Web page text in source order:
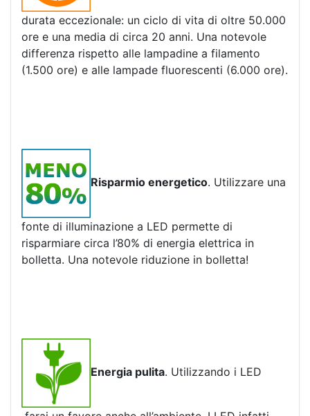
durata eccezionale: un ciclo di vita di oltre 50.000
ore e una media di circa 20 anni. Una notevole
differenza rispetto alle lampadine a filamento
(1.500 ore) e alle lampade fluorescenti (6.000 ore).
Risparmio energetico. Utilizzare una
fonte di illuminazione a LED permette di
risparmiare circa l’80% di energia elettrica in
bolletta. Una notevole riduzione in bolletta!
Energia pulita. Utilizzando i LED